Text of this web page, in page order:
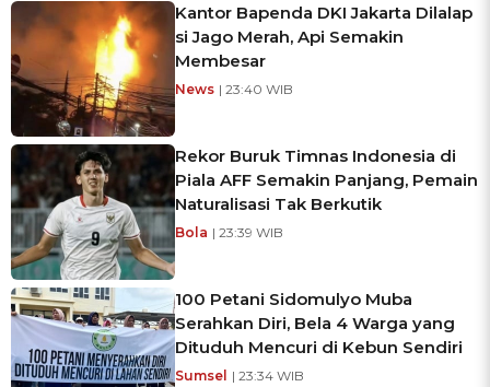
Kantor Bapenda DKI Jakarta Dilalap
si Jago Merah, Api Semakin
Membesar
News | 23:40 WIB
Rekor Buruk Timnas Indonesia di
Piala AFF Semakin Panjang, Pemain
Naturalisasi Tak Berkutik
Bola | 23:39 WIB
100 Petani Sidomulyo Muba
Serahkan Diri, Bela 4 Warga yang
Dituduh Mencuri di Kebun Sendiri
Sumsel | 23:34 WIB